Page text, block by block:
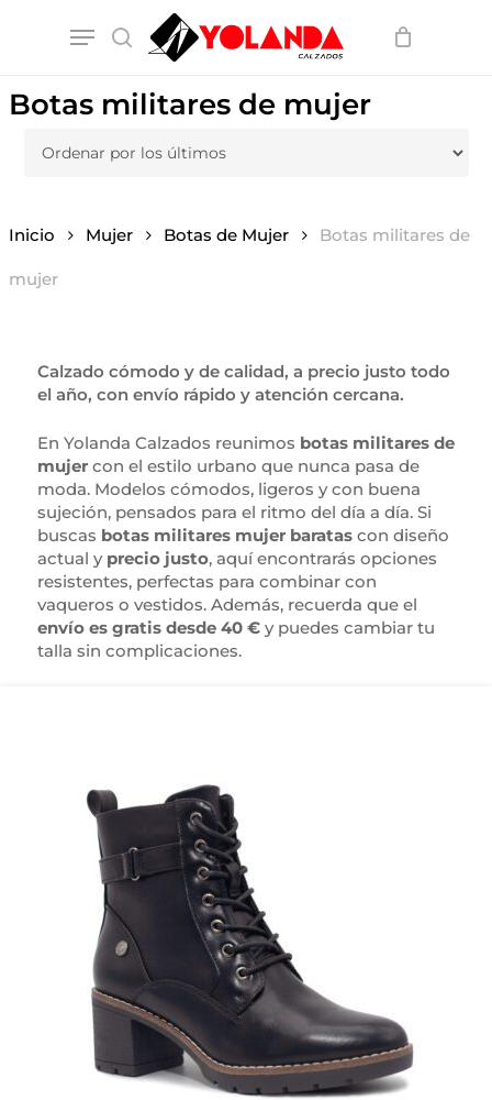
search
Menu
Botas militares de mujer
Inicio Mujer Botas de Mujer Botas militares de
mujer
Calzado cómodo y de calidad, a precio justo todo
el año, con envío rápido y atención cercana.
En Yolanda Calzados reunimos botas militares de
mujer con el estilo urbano que nunca pasa de
moda. Modelos cómodos, ligeros y con buena
sujeción, pensados para el ritmo del día a día. Si
buscas botas militares mujer baratas con diseño
actual y precio justo, aquí encontrarás opciones
resistentes, perfectas para combinar con
vaqueros o vestidos. Además, recuerda que el
envío es gratis desde 40 € y puedes cambiar tu
talla sin complicaciones.